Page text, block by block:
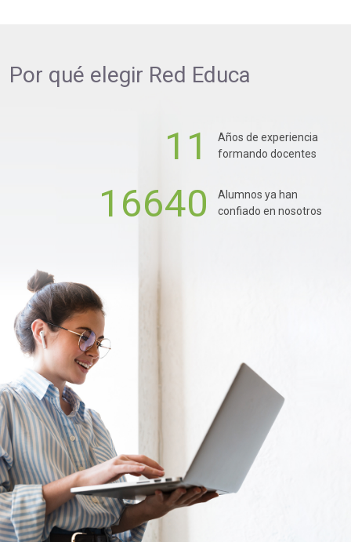
Por qué elegir Red Educa
11
Años de experiencia
formando docentes
16640
Alumnos ya han
confiado en nosotros